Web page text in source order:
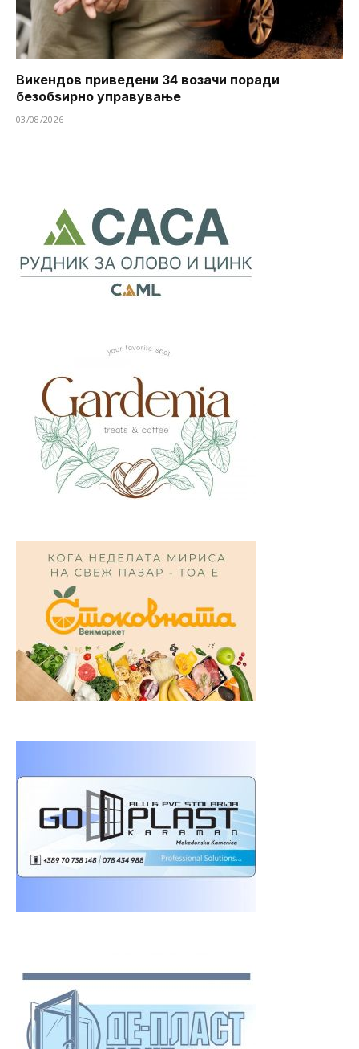
Викендов приведени 34 возачи поради
безобѕирно управување
03/08/2026